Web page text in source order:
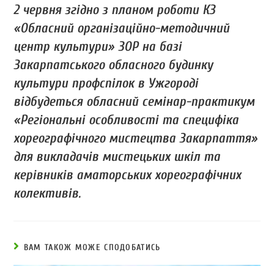
2 червня згідно з планом роботи КЗ
«Обласний організаційно-методичний
центр культури» ЗОР на базі
Закарпатського обласного будинку
культури профспілок в Ужгороді
відбудеться обласний семінар-практикум
«Регіональні особливості та специфіка
хореографічного мистецтва Закарпаття»
для викладачів мистецьких шкіл та
керівників аматорських хореографічних
колективів.
ВАМ ТАКОЖ МОЖЕ СПОДОБАТИСЬ